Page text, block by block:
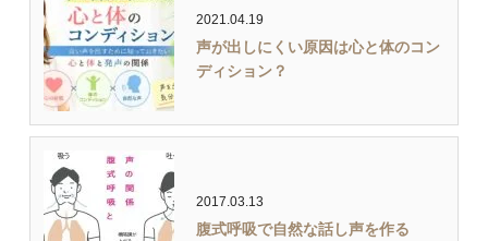
2021.04.19
声が出しにくい原因は心と体のコン
ディション？
2017.03.13
腹式呼吸で自然な話し声を作る